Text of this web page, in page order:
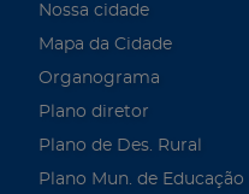
Nossa cidade
Mapa da Cidade
Organograma
Plano diretor
Plano de Des. Rural
Plano Mun. de Educação